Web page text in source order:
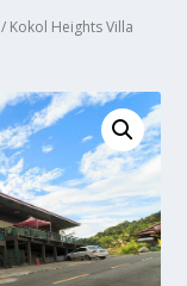
/ Kokol Heights Villa